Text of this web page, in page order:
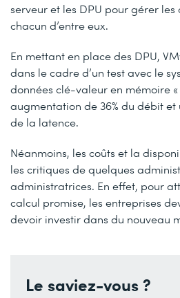
serveur et les DPU pour gérer
chacun d’entre eux.
En mettant en place des DPU,
dans le cadre d’un test avec le
données clé-valeur en mémoire «
augmentation de 36% du débit et
de la latence.
Néanmoins, les coûts et la
les critiques de quelques
administratrices. En effet, pour
calcul promise, les entreprises
devoir investir dans du nouveau
Le saviez-vous ?